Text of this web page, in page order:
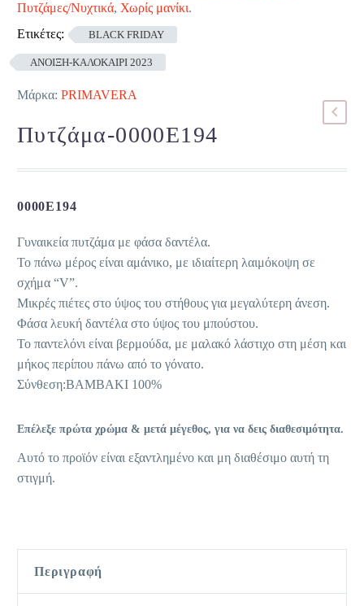
Πυτζάμες/Νυχτικά, Χωρίς μανίκι.
Ετικέτες:
BLACK FRIDAY
ΑΝΟΙΞΗ-ΚΑΛΟΚΑΙΡΙ 2023
Μάρκα: PRIMAVERA
Πυτζάμα-0000E194
0000E194
Γυναικεία πυτζάμα με φάσα δαντέλα.
Το πάνω μέρος είναι αμάνικο, με ιδιαίτερη λαιμόκοψη σε
σχήμα “V”.
Μικρές πιέτες στο ύψος του στήθους για μεγαλύτερη άνεση.
Φάσα λευκή δαντέλα στο ύψος του μπούστου.
Το παντελόνι είναι βερμούδα, με μαλακό λάστιχο στη μέση και
μήκος περίπου πάνω από το γόνατο.
Σύνθεση:ΒΑΜΒΑΚΙ 100%
Επέλεξε πρώτα χρώμα & μετά μέγεθος, για να δεις διαθεσιμότητα.
Αυτό το προϊόν είναι εξαντλημένο και μη διαθέσιμο αυτή τη
στιγμή.
Περιγραφή